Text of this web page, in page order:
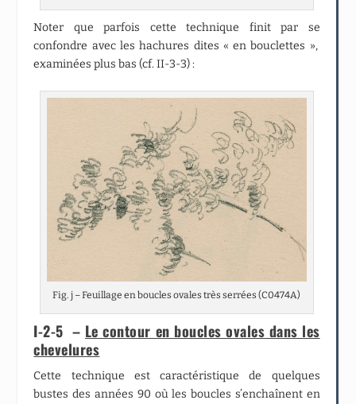
Noter que parfois cette technique finit par se
confondre avec les hachures dites « en bouclettes »,
examinées plus bas (cf. II-3-3) :
Fig. j – Feuillage en boucles ovales très serrées (C0474A)
I-2-5 – Le contour en boucles ovales dans les
chevelures
Cette technique est caractéristique de quelques
bustes des années 90 où les boucles s’enchaînent en